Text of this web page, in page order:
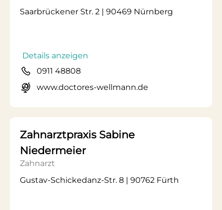
Saarbrückener Str. 2 | 90469 Nürnberg
Details anzeigen
0911 48808
www.doctores-wellmann.de
Zahnarztpraxis Sabine
Niedermeier
Zahnarzt
Gustav-Schickedanz-Str. 8 | 90762 Fürth